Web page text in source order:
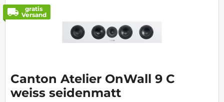
local_shipping
gratis
Versand
Canton Atelier OnWall 9 C
weiss seidenmatt